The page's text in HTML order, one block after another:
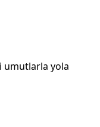
umutlarla yola